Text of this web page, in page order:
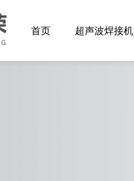
首页 超声波焊接机